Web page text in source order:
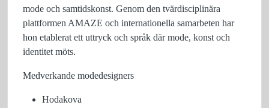
mode och samtidskonst. Genom den tvärdisciplinära
plattformen AMAZE och internationella samarbeten har
hon etablerat ett uttryck och språk där mode, konst och
identitet möts.
Medverkande modedesigners
Hodakova